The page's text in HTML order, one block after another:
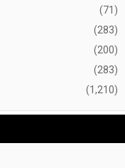
(71)
(283)
(200)
(283)
(1,210)